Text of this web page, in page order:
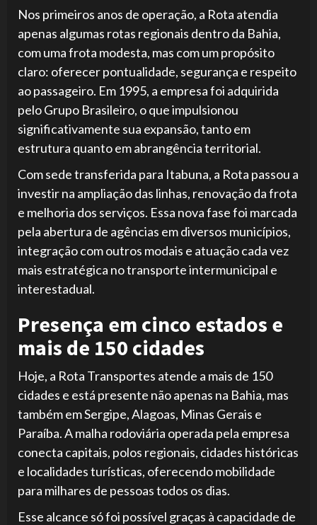
Nos primeiros anos de operação, a Rota atendia
apenas algumas rotas regionais dentro da Bahia,
com uma frota modesta, mas com um propósito
claro: oferecer pontualidade, segurança e respeito
ao passageiro. Em 1995, a empresa foi adquirida
pelo Grupo Brasileiro, o que impulsionou
significativamente sua expansão, tanto em
estrutura quanto em abrangência territorial.
Com sede transferida para Itabuna, a Rota passou a
investir na ampliação das linhas, renovação da frota
e melhoria dos serviços. Essa nova fase foi marcada
pela abertura de agências em diversos municípios,
integração com outros modais e atuação cada vez
mais estratégica no transporte intermunicipal e
interestadual.
Presença em cinco estados e
mais de 150 cidades
Hoje, a Rota Transportes atende a mais de 150
cidades e está presente não apenas na Bahia, mas
também em Sergipe, Alagoas, Minas Gerais e
Paraíba. A malha rodoviária operada pela empresa
conecta capitais, polos regionais, cidades históricas
e localidades turísticas, oferecendo mobilidade
para milhares de pessoas todos os dias.
Esse alcance só foi possível graças à capacidade de